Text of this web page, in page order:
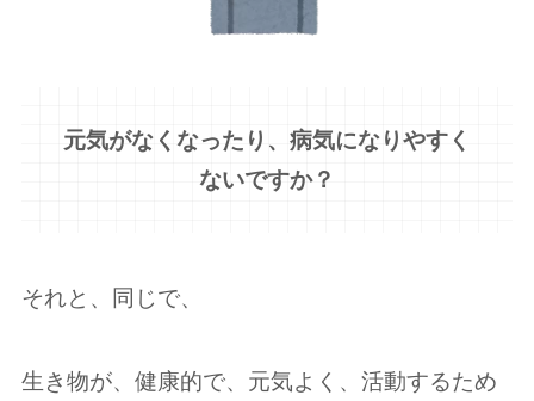
元気がなくなったり、病気になりやすく
ないですか？
それと、同じで、
生き物が、健康的で、元気よく、活動するため